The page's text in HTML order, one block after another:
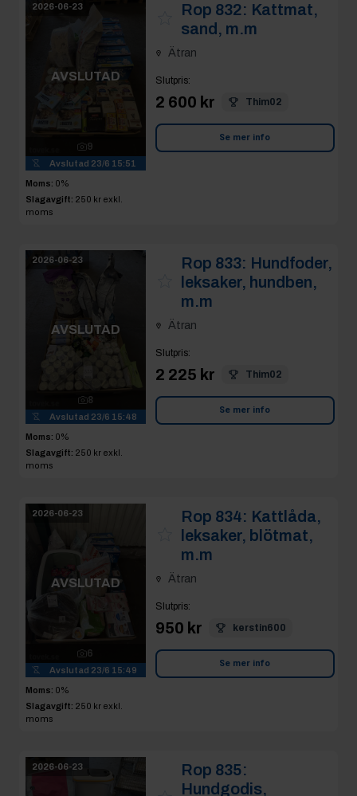
2026-06-23
AVSLUTAD
9
Avslutad 23/6 15:51
Moms: 0%
Slagavgift: 250 kr exkl.
moms
Rop 832: Kattmat,
sand, m.m
Ätran
Slutpris:
2 600 kr Thim02
Se mer info
2026-06-23
AVSLUTAD
8
Avslutad 23/6 15:48
Moms: 0%
Slagavgift: 250 kr exkl.
moms
Rop 833: Hundfoder,
leksaker, hundben,
m.m
Ätran
Slutpris:
2 225 kr Thim02
Se mer info
2026-06-23
AVSLUTAD
6
Avslutad 23/6 15:49
Moms: 0%
Slagavgift: 250 kr exkl.
moms
Rop 834: Kattlåda,
leksaker, blötmat,
m.m
Ätran
Slutpris:
950 kr kerstin600
Se mer info
2026-06-23
Rop 835:
Hundgodis,